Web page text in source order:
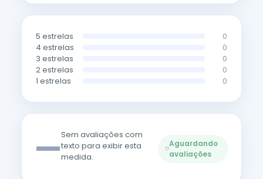
5 estrelas 0
4 estrelas 0
3 estrelas 0
2 estrelas 0
1 estrelas 0
—Sem avaliações com
texto para exibir esta
medida.
Aguardando
avaliações